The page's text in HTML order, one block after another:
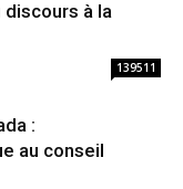
discours à la
139511
:
au conseil